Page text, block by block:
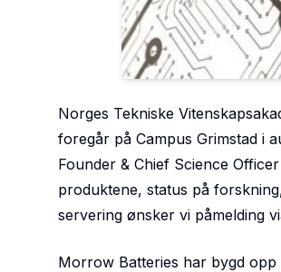
Norges Tekniske
foregår på Campus Grimstad i
Founder & Chief Science
produktene, status på
servering ønsker vi påmelding
Morrow Batteries har bygd